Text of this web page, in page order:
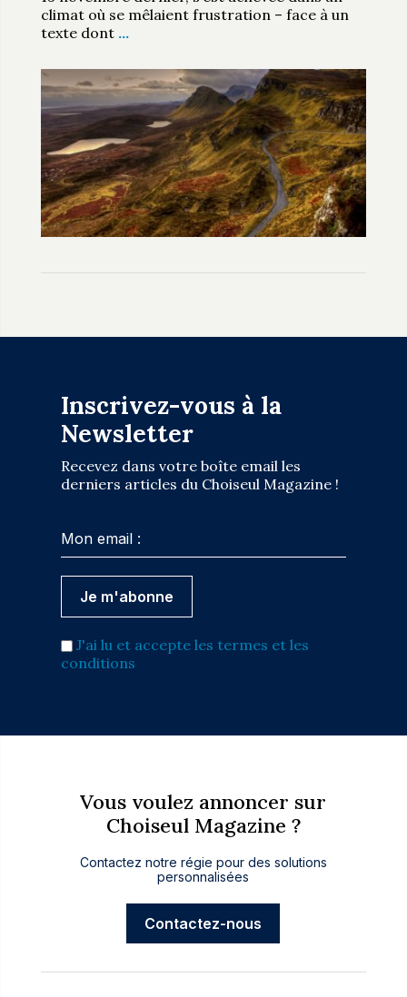
climat où se mêlaient frustration – face à un
texte dont …
Inscrivez-vous à la
Newsletter
Recevez dans votre boîte email les
derniers articles du Choiseul Magazine !
J'ai lu et accepte les termes et les
conditions
Vous voulez annoncer sur
Choiseul Magazine ?
Contactez notre régie pour des solutions
personnalisées
Contactez-nous